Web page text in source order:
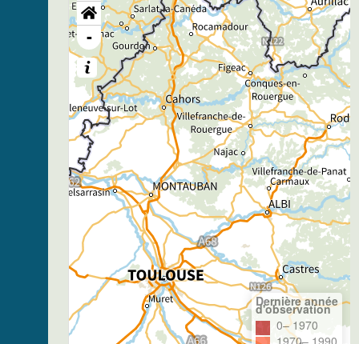
-
Dernière année
d'observation
0– 1970
1970– 1990